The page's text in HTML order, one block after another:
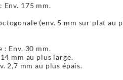
Env. 175 mm.
(env. 5 mm sur plat
: Env. 30 mm.
mm au plus large.
2,7 mm au plus épais.